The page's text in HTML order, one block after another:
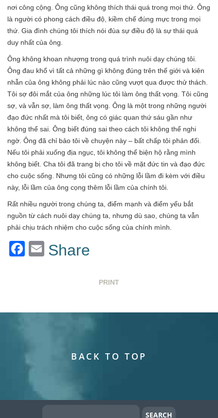
nơi công cộng. Ông cũng không thích thái quá trong mọi thứ. Ông
là người có phong cách điều độ, kiềm chế đúng mực trong mọi
thứ. Gia đình chúng tôi thích nói đùa sự điều độ là sự thái quá
duy nhất của ông.
Ông không khoan nhượng trong quá trình nuôi dạy chúng tôi.
Ông đau khổ vì tất cả những gì không đúng trên thế giới và kiên
nhẫn của ông không phải lúc nào cũng vượt qua được thử thách.
Tôi sợ đôi mắt của ông những lúc tôi làm ông thất vọng. Tôi cũng
sợ, và vẫn sợ, làm ông thất vọng. Ông là một trong những người
đạo đức nhất mà tôi biết, ông có giác quan thứ sáu gần như
không thể sai. Ông biết đúng sai theo cách tôi không thể nghi
ngờ. Ông đã chỉ bảo tôi về chuyện này – bất chấp tôi phản đối.
Nếu tôi phải xuống địa ngục, tôi không thể biện hộ rằng mình
không biết. Cha tôi đã trang bị cho tôi về mặt đức tin và đạo đức
cho cuộc sống. Nhưng tôi cũng có những lỗi lầm đi kèm với điều
này, lỗi lầm của ông cọng thêm lỗi lầm của chính tôi.
Rất nhiều người trong chúng ta, điểm mạnh và điểm yếu bắt
nguồn từ cách nuôi dạy chúng ta, nhưng dù sao, chúng ta vẫn
phải chịu trách nhiệm cho cuộc sống của chính mình.
Facebook
Email
Share
PRINT
BACK TO TOP